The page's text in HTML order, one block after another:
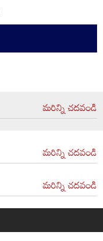
మరిన్ని చదవండి
మరిన్ని చదవండి
మరిన్ని చదవండి